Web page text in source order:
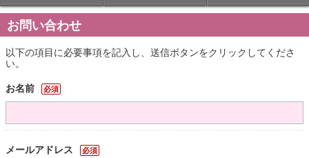
お問い合わせ
以下の項目に必要事項を記入し、送信ボタンをクリックしてくださ
い。
お名前 必須
メールアドレス 必須